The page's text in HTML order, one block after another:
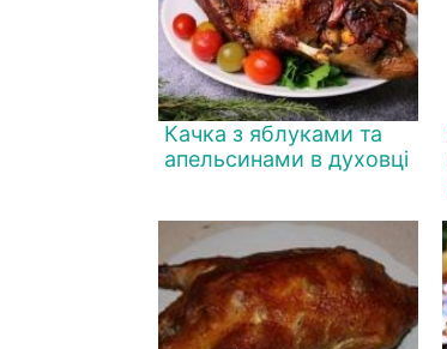
Качка з яблуками та
апельсинами в духовці